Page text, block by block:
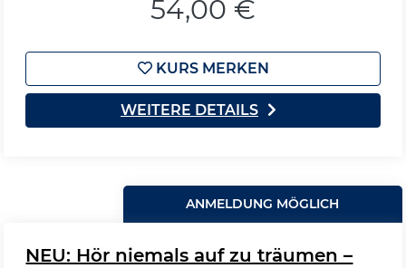
54,00 €
KURS MERKEN
WEITERE DETAILS
ANMELDUNG MÖGLICH
NEU: Hör niemals auf zu träumen –